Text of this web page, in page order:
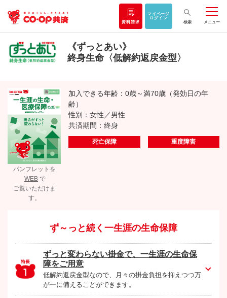
資料請求
マイページ
ログイン
検索
メニュー
《ずっとあい》
終身生命〈低解約返戻金型〉
パンフレットを
WEB で
ご覧いただけま
す。
加入できる年齢：0歳～満70歳（発効日の年
齢）
性別：女性／男性
共済期間：終身
死亡保障 重度障害
ず～っと続く一生涯の生命保障
ずっと変わらない掛金で、一生涯の生命保
障をご用意
低解約返戻金型なので、月々の掛金負担を抑えつつ万
が一に備えることができます。